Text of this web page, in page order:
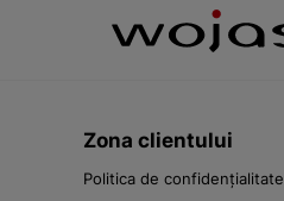
Zona clientului
Politica de confidențialitate